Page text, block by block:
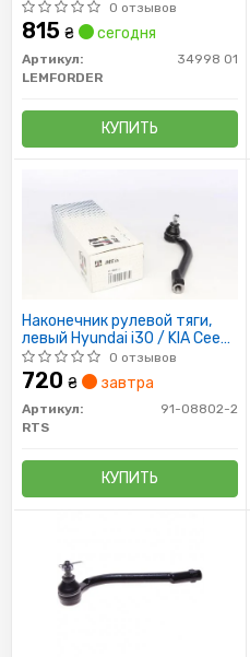
0 отзывов
815 ₴ сегодня
Артикул:
34998 01
LEMFORDER
КУПИТЬ
Наконечник рулевой тяги,
левый Hyundai i30 / KIA Ceed
06-16
0 отзывов
720 ₴ завтра
Артикул:
91-08802-2
RTS
КУПИТЬ